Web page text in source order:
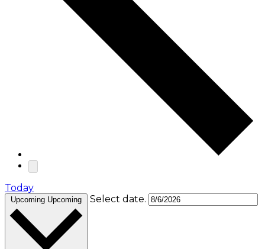
Today
Upcoming Upcoming Select date.